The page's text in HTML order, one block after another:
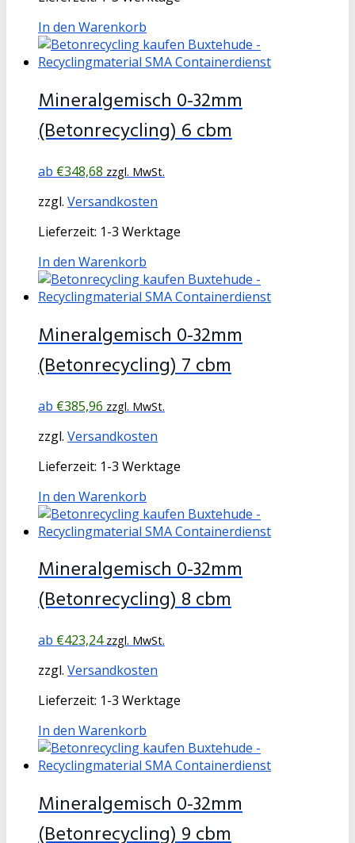
In den Warenkorb
Mineralgemisch 0-32mm
(Betonrecycling) 6 cbm
€348,68 zzgl. MwSt.
zzgl. Versandkosten
Lieferzeit: 1-3 Werktage
In den Warenkorb
Mineralgemisch 0-32mm
(Betonrecycling) 7 cbm
€385,96 zzgl. MwSt.
zzgl. Versandkosten
Lieferzeit: 1-3 Werktage
In den Warenkorb
Mineralgemisch 0-32mm
(Betonrecycling) 8 cbm
€423,24 zzgl. MwSt.
zzgl. Versandkosten
Lieferzeit: 1-3 Werktage
In den Warenkorb
Mineralgemisch 0-32mm
(Betonrecycling) 9 cbm